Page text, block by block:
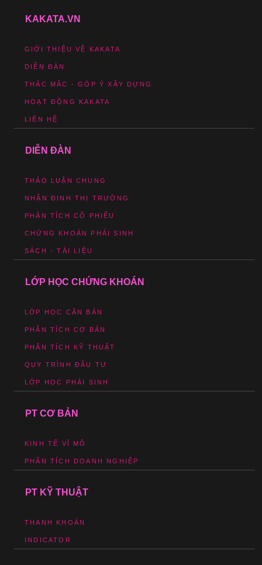
KAKATA.VN
GIỚI THIỆU VỀ KAKATA
DIỄN ĐÀN
THẮC MẮC - GÓP Ý XÂY DỰNG
HOẠT ĐỘNG KAKATA
LIÊN HỆ
DIỄN ĐÀN
THẢO LUẬN CHUNG
NHẬN ĐỊNH THỊ TRƯỜNG
PHÂN TÍCH CỔ PHIẾU
CHỨNG KHOÁN PHÁI SINH
SÁCH - TÀI LIỆU
LỚP HỌC CHỨNG KHOÁN
LỚP HỌC CĂN BẢN
PHÂN TÍCH CƠ BẢN
PHÂN TÍCH KỸ THUẬT
QUY TRÌNH ĐẦU TƯ
LỚP HỌC PHÁI SINH
PT CƠ BẢN
KINH TẾ VĨ MÔ
PHÂN TÍCH DOANH NGHIỆP
PT KỸ THUẬT
THANH KHOẢN
INDICATOR